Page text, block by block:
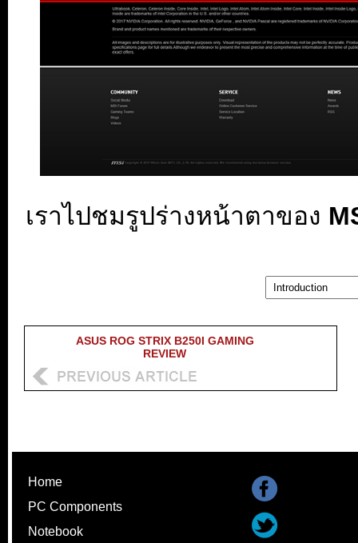
เราไปชมรูปร่างหน้าตาของ
ASUS ROG STRIX B250I GAMING
REVIEW
Home
PC Components
Notebook